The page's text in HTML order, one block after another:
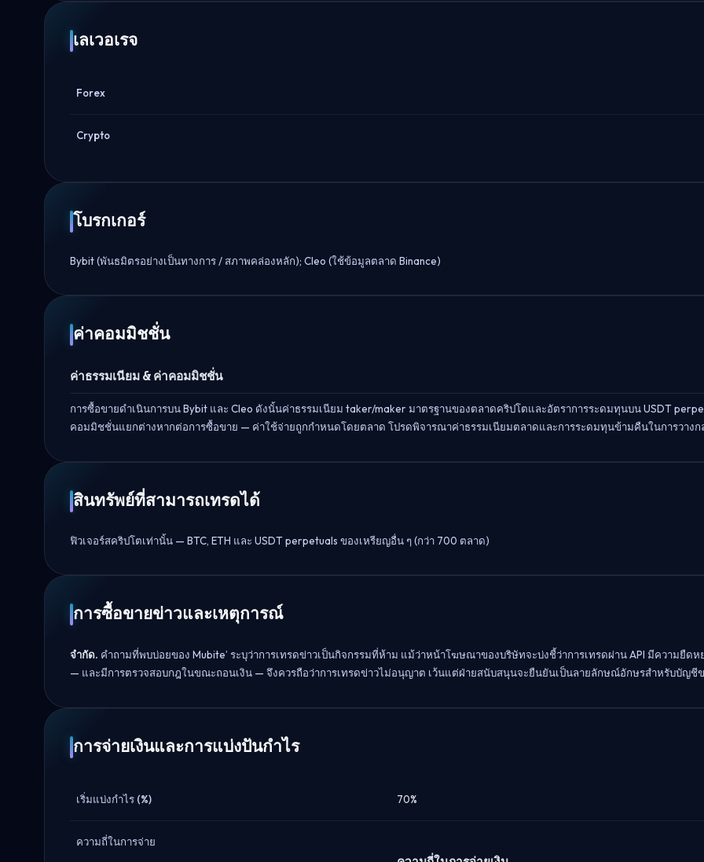
เลเวอเรจ
Forex
Crypto
โบรกเกอร์
Bybit (พันธมิตรอย่างเป็นทางการ / สภาพคล่องหลัก); Cleo (ใช้ข้อมูลตลาด Binance)
ค่าคอมมิชชั่น
ค่าธรรมเนียม & ค่าคอมมิชชั่น
การซื้อขายดำเนินการบน Bybit และ Cleo ดังนั้นค่าธรรมเนียม taker/maker มาตรฐานของตลาดคริปโตและอัตราการระดมทุนบน USDT
คอมมิชชั่นแยกต่างหากต่อการซื้อขาย — ค่าใช้จ่ายถูกกำหนดโดยตลาด โปรดพิจารณาค่าธรรมเนียมตลาดและการระดมทุนข้ามคืนในการวาง
สินทรัพย์ที่สามารถเทรดได้
ฟิวเจอร์สคริปโตเท่านั้น — BTC, ETH และ USDT perpetuals ของเหรียญอื่น ๆ (กว่า 700 ตลาด)
การซื้อขายข่าวและเหตุการณ์
จำกัด. คำถามที่พบบ่อยของ Mubite’ ระบุว่าการเทรดข่าวเป็นกิจกรรมที่ห้าม แม้ว่าหน้าโฆษณาของบริษัทจะบ่งชี้ว่าการเทรดผ่าน API มีความยืด
— และมีการตรวจสอบกฎในขณะถอนเงิน — จึงควรถือว่าการเทรดข่าวไม่อนุญาต เว้นแต่ฝ่ายสนับสนุนจะยืนยันเป็นลายลักษณ์อักษรสำหรับบัญชี
การจ่ายเงินและการแบ่งปันกำไร
เริ่มแบ่งกำไร (%) 70%
ความถี่ในการจ่าย